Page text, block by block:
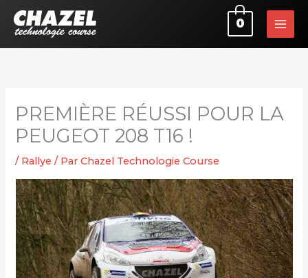
Aller
contenu
0
PREMIÈRE RÉUSSI POUR LA
PEUGEOT 208 T16 !
/ Rallye / ParChazel Technologie Course